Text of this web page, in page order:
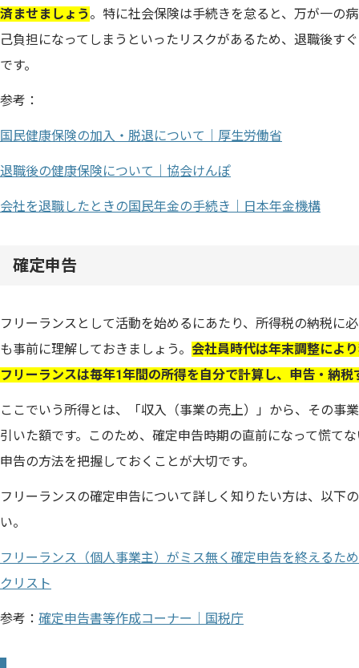
済ませましょう 。特に社会保険は手続きを怠ると、万が一の
己負担になってしまうといったリスクがあるため、退職後す
です。
参考：
国民健康保険の加入・脱退について｜厚生労働省
退職後の健康保険について｜協会けんぽ
会社を退職したときの国民年金の手続き｜日本年金機構
確定申告
フリーランスとして活動を始めるにあたり、所得税の納税に
も事前に理解しておきましょう。 会社員時代は年末調整によ
フリーランスは毎年1年間の所得を自分で計算し、申告・納税
ここでいう所得とは、「収入（事業の売上）」から、その事
引いた額です。このため、確定申告時期の直前になって慌て
申告の方法を把握しておくことが大切です。
フリーランスの確定申告について詳しく知りたい方は、以下
い。
フリーランス（個人事業主）がミス無く確定申告を終えるた
クリスト
参考： 確定申告書等作成コーナー｜国税庁